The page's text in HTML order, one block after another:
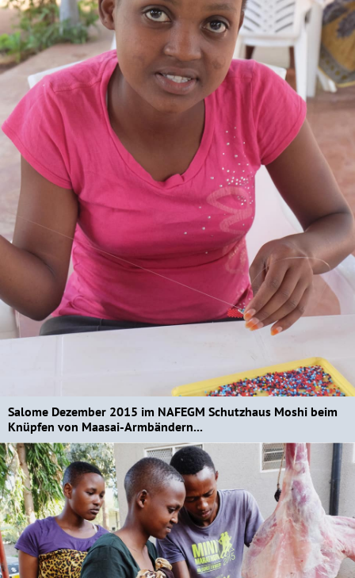
Salome Dezember 2015 im NAFEGM Schutzhaus Moshi beim
Knüpfen von Maasai-Armbändern...